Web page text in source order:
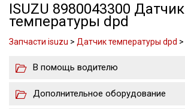
ISUZU 8980043300 Датчик
температуры dpd
Запчасти isuzu > Датчик температуры dpd >
В помощь водителю
Дополнительное оборудование